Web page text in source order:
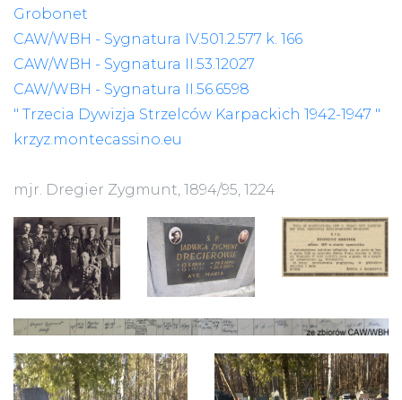
Grobonet
CAW/WBH - Sygnatura IV.501.2.577 k. 166
CAW/WBH - Sygnatura II.53.12027
CAW/WBH - Sygnatura II.56.6598
" Trzecia Dywizja Strzelców Karpackich 1942-1947 "
krzyz.montecassino.eu
mjr. Dregier Zygmunt, 1894/95, 1224